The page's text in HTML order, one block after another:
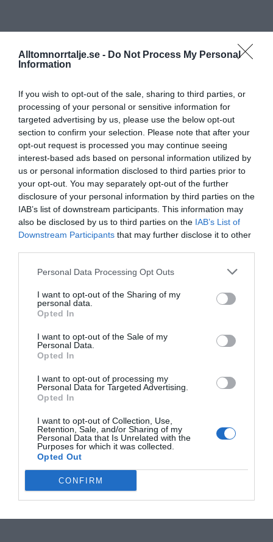
Alltomnorrtalje.se - Do Not Process My Personal
Information
If you wish to opt-out of the sale, sharing to third parties, or
processing of your personal or sensitive information for
targeted advertising by us, please use the below opt-out
section to confirm your selection. Please note that after your
opt-out request is processed you may continue seeing
interest-based ads based on personal information utilized by
us or personal information disclosed to third parties prior to
your opt-out. You may separately opt-out of the further
disclosure of your personal information by third parties on the
IAB’s list of downstream participants. This information may
also be disclosed by us to third parties on the IAB’s List of
Downstream Participants that may further disclose it to other
Personal Data Processing Opt Outs
I want to opt-out of the Sharing of my
personal data.
Opted In
I want to opt-out of the Sale of my
Personal Data.
Opted In
I want to opt-out of processing my
Personal Data for Targeted Advertising.
Opted In
I want to opt-out of Collection, Use,
Retention, Sale, and/or Sharing of my
Personal Data that Is Unrelated with the
Purposes for which it was collected.
Opted Out
CONFIRM